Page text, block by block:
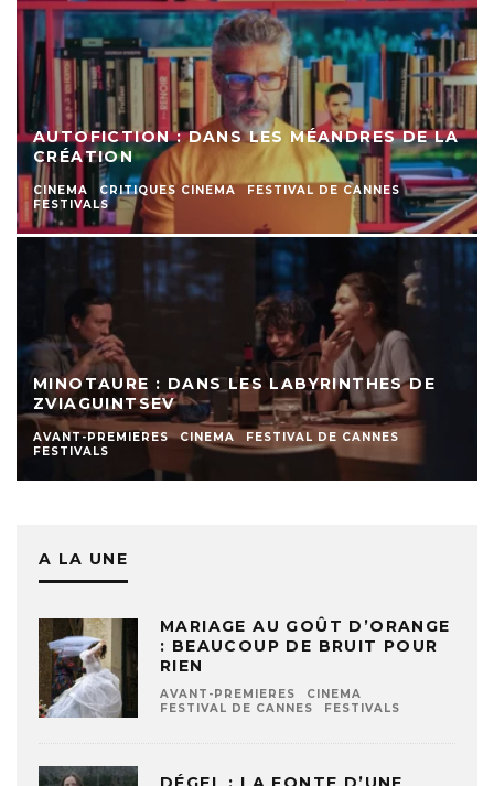
AUTOFICTION : DANS LES MÉANDRES DE LA
CRÉATION
CINEMA CRITIQUES CINEMA
FESTIVAL DE CANNES
FESTIVALS
MINOTAURE : DANS LES LABYRINTHES DE
ZVIAGUINTSEV
AVANT-PREMIERES CINEMA
FESTIVAL DE CANNES
FESTIVALS
A LA UNE
MARIAGE AU GOÛT D’ORANGE
: BEAUCOUP DE BRUIT POUR
RIEN
AVANT-PREMIERES
CINEMA
FESTIVAL DE CANNES
FESTIVALS